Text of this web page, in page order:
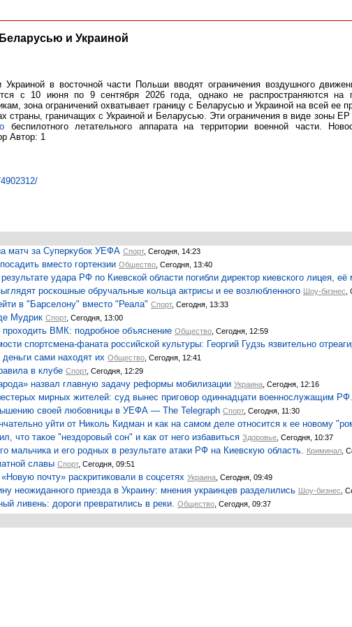
и Украиной
в восточной части Польши вводят ограничения воздушного
с 10 июня по 9 сентября 2026 года, однако не распространяются
зона ограничений охватывает границу с Беларусью и Украиной на всей
страны, граничащих с Украиной и Беларусью. Эти ограничения в виде зоны
беспилотного летательного аппарата на территории военной части.
Автор: 1
матч за Суперкубок УЕФА Спорт, Сегодня, 14:23
вместо гортензии Общество , Сегодня, 13:40
удара РФ по Киевской области погибли директор киевского лицея, её
роскошные обручальные кольца актрисы и ее возлюбленного Шоу-бизнес
в "Барселону" вместо "Реала" Спорт, Сегодня, 13:33
Мудрик Спорт, Сегодня, 13:00
ВМК: подробное объяснение Общество , Сегодня, 12:59
спортсмена-фаната российской культуры: Георгий Гудзь язвительно
сами находят их Общество , Сегодня, 12:41
в клубе Спорт, Сегодня, 12:29
назвал главную задачу реформы мобилизации Украина , Сегодня, 12:16
мирных жителей: суд вынес приговор одиннадцати военнослужащим РФ.
своей любовницы в УЕФА — The Telegraph Спорт, Сегодня, 11:30
уйти от Николь Кидман и как на самом деле относится к ее новому
что такое "нездоровый сон" и как от него избавиться Здоровье , Сегодня, 10:37
мальчика и его родных в результате атаки РФ на Киевскую область. Криминал ,
славы Спорт, Сегодня, 09:51
почту» раскритиковали в соцсетях Украина , Сегодня, 09:49
неожиданного приезда в Украину: мнения украинцев разделились Шоу-бизнес ,
ливень: дороги превратились в реки. Общество , Сегодня, 09:37